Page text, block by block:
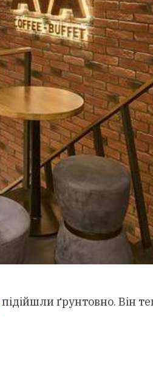
підійшли ґрунтовно. Він